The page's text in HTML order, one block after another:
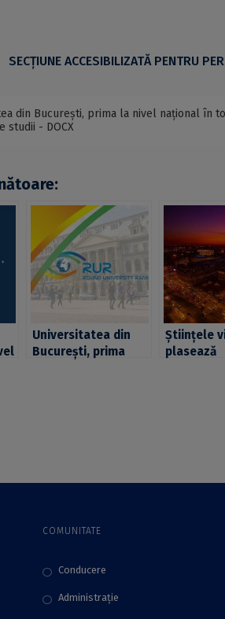
SECŢIUNE ACCESIBILIZATĂ PENTRU
din București, prima la nivel național în
studii - DOCX
Universitatea din
București, prima
Științele
plasează
COMUNITATE
Conducere
Administraţie